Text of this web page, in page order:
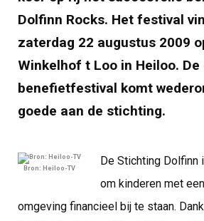
Dolfinn Rocks. Het festival
zaterdag 22 augustus 2009
Winkelhof t Loo in Heiloo.
benefietfestival komt
goede aan de stichting.
Bron: Heiloo-TV
De Stichting Dolfinn
om kinderen met
omgeving financieel bij te staan.